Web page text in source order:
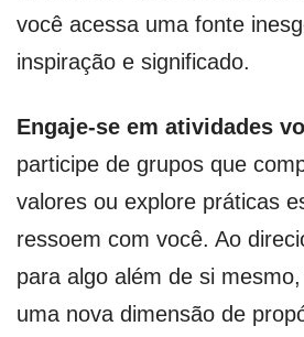
você acessa uma fonte
inspiração e significado.
Engaje-se em atividades
participe de grupos que
valores ou explore práticas
ressoem com você. Ao
para algo além de si
uma nova dimensão de